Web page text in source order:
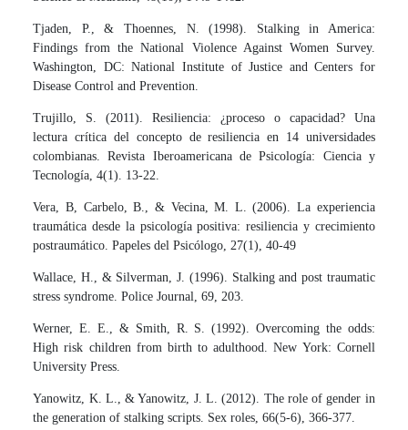
Tjaden, P., & Thoennes, N. (1998). Stalking in America:
Findings from the National Violence Against Women Survey.
Washington, DC: National Institute of Justice and Centers for
Disease Control and Prevention.
Trujillo, S. (2011). Resiliencia: ¿proceso o capacidad? Una
lectura crítica del concepto de resiliencia en 14 universidades
colombianas. Revista Iberoamericana de Psicología: Ciencia y
Tecnología, 4(1). 13-22.
Vera, B, Carbelo, B., & Vecina, M. L. (2006). La experiencia
traumática desde la psicología positiva: resiliencia y crecimiento
postraumático. Papeles del Psicólogo, 27(1), 40-49
Wallace, H., & Silverman, J. (1996). Stalking and post traumatic
stress syndrome. Police Journal, 69, 203.
Werner, E. E., & Smith, R. S. (1992). Overcoming the odds:
High risk children from birth to adulthood. New York: Cornell
University Press.
Yanowitz, K. L., & Yanowitz, J. L. (2012). The role of gender in
the generation of stalking scripts. Sex roles, 66(5-6), 366-377.